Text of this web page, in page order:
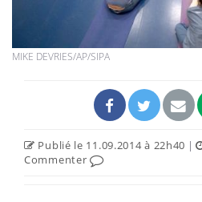
MIKE DEVRIES/AP/SIPA
Publié le 11.09.2014 à 22h40 |
Commenter